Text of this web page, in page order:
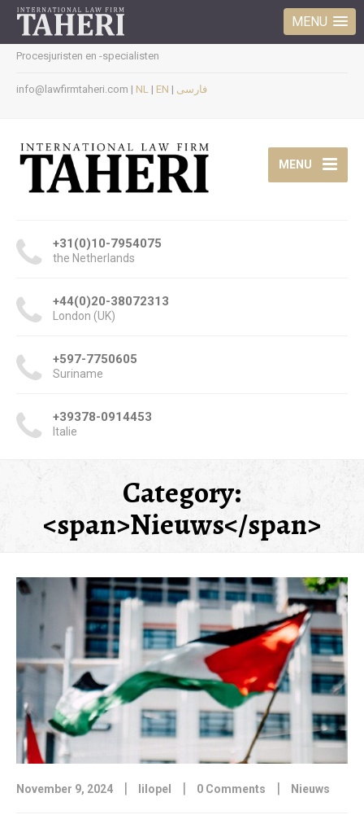
MENU
Procesjuristen en -specialisten
info@lawfirmtaheri.com | NL | EN | فارسی
+31(0)10-7954075
the Netherlands
+44(0)20-38072313
London (UK)
MENU
+597-7750605
Suriname
+39378-0914453
Italie
Category:
<span>Nieuws</span>
November 9, 2024 | lilopel | 0 Comments | Nieuws